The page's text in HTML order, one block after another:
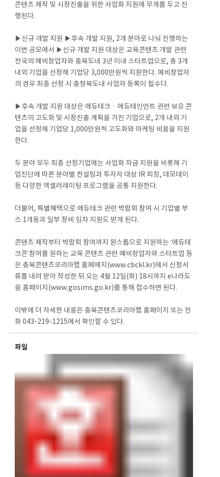
콘텐츠 제작 및 시장진출을 위한 사업화 지원에 무게를 두고 진
행된다.
▶신규 개발 지원 ▶후속 개발 지원, 2개 분야로 나눠 진행하는
이번 공모에서 ▶신규 개발 지원 대상은 교육콘텐츠 개발 관련
전국의 예비창업자와 충북도내 3년 이내 스타트업으로, 총 3개
내외 기업을 선정해 기업당 3,000만원씩 지원한다. 예비창업자
의 경우 최종 선정 시 충청북도내 사업자 등록이 필수다.
▶후속 개발 지원 대상은 에듀테크ㆍ에듀테인먼트 관련 보유 콘
텐츠의 고도화 및 시장진출 계획을 가진 기업으로, 2개 내외 기
업을 선정해 기업당 1,000만원씩 고도화와 마케팅 비용을 지원
한다.
두 분야 모두 최종 선정기업에는 사업화 자금 지원을 비롯해 기
업진단에 따른 분야별 컨설팅과 투자자 대상 IR 피칭, 데모데이
등 다양한 엑셀러레이팅 프로그램을 공통 지원한다.
더불어, 특별혜택으로 에듀테크 관련 박람회 참여 시 기업별 부
스 1개동과 일부 장비 임차 지원도 받게 된다.
콘텐츠 제작부터 박람회 참여까지 원스톱으로 지원하는 ‘에듀테
크콘’참여를 원하는 교육 콘텐츠 관련 예비창업자와 스타트업 등
은 충북콘텐츠코리아랩 홈페에지(www.cbckl.kr)에서 신청서
류를 내려 받아 작성한 뒤 오는 4월 12일(화) 18시까지 e나라도
움 홈페이지(www.gosims.go.kr)를 통해 접수하면 된다.
이밖에 더 자세한 내용은 충북콘텐츠코리아랩 홈페이지 또는 전
화 043-219-1215에서 확인할 수 있다.
파일